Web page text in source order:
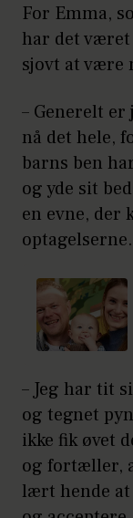
For Emma,
har det
sjovt at være
– Generelt
nå det hele,
barns ben
og yde sit
en evne, der
optagelserne.
– Jeg har tit
og tegnet
ikke fik øvet
og fortæller,
lært hende